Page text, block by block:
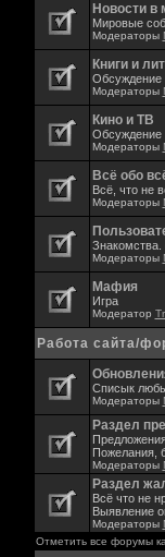
Новости в
Мировые
Модераторы
Книги и
Обсуждение
Модераторы
Кино и ТВ
Обсуждение
Модераторы
Всё обо
Всё, что не
Модераторы
Знакомства.
Модераторы
Мафия
Игра
Модератор
Работа сайта/
Списык
Модераторы
Раздел
Пожелания,
Модераторы
Раздел
Всё что не
Выявление
Модераторы
Отметить все форумы